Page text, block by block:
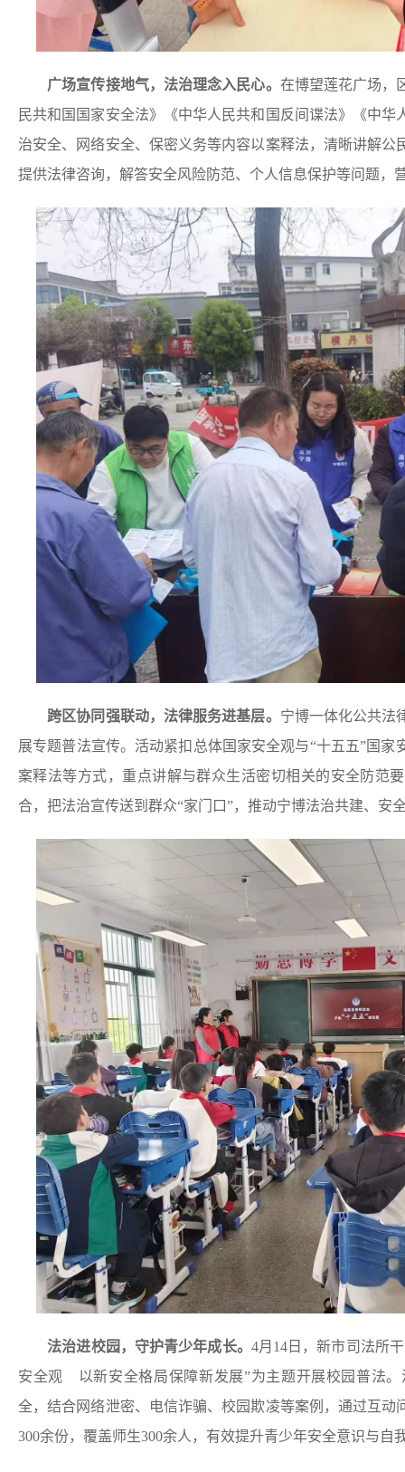
广场宣传接地气，法治理念入民心。 在博望莲花广场，
民共和国国家安全法》《中华人民共和国反间谍法》《中
治安全、网络安全、保密义务等内容以案释法，清晰讲解
提供法律咨询，解答安全风险防范、个人信息保护等问题，
跨区协同强联动，法律服务进基层。 宁博一体化公共法
展专题普法宣传。活动紧扣总体国家安全观与“十五五”国
案释法等方式，重点讲解与群众生活密切相关的安全防范
合，把法治宣传送到群众“家门口”，推动宁博法治共建、安
法治进校园，守护青少年成长。 4月14日，新市司法所
安全观 以新安全格局保障新发展”为主题开展校园普法
全，结合网络泄密、电信诈骗、校园欺凌等案例，通过互
300余份，覆盖师生300余人，有效提升青少年安全意识与自